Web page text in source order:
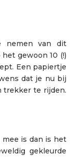
nemen van dit
gewoon 10 (!)
Een papiertje
dat je nu bij
trekker te rijden.
is dan is het
gekleurde